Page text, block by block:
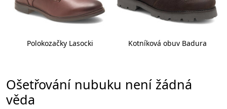
Polokozačky Lasocki Kotníková obuv Badura
Ošetřování nubuku není žádná
věda